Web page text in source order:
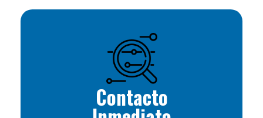
Contacto